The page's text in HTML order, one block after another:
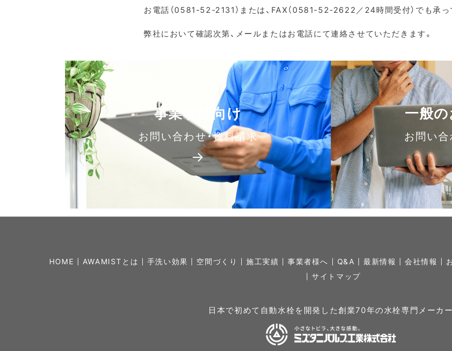
お電話（0581-52-2131）または、FAX（0581-52-2622／24時間受付）でも承っ
弊社において確認次第、メールまたはお電話にて連絡させていただきます。
事業者様向け
お問い合わせ・資料請求
→
一般
お問い合
HOME AWAMISTとは 手洗い効果 空間づくり 施工実績 事業者様へ Q&A 最新情報 会社情報
サイトマップ
日本で初めて自動水栓を開発した創業70年の水栓専門メーカー